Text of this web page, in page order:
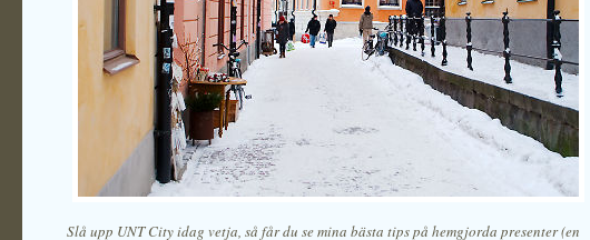
Slå upp UNT City idag vetja, så får du se mina bästa tips på hemgjorda presenter (en